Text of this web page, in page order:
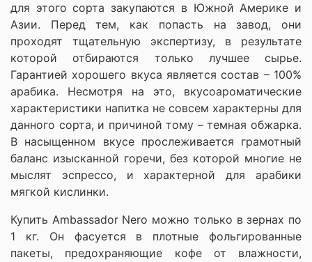
для этого сорта закупаются в Южной Америке и
Азии. Перед тем, как попасть на завод, они
проходят тщательную экспертизу, в результате
которой отбираются только лучшее сырье.
Гарантией хорошего вкуса является состав – 100%
арабика. Несмотря на это, вкусоароматические
характеристики напитка не совсем характерны для
данного сорта, и причиной тому – темная обжарка.
В насыщенном вкусе прослеживается грамотный
баланс изысканной горечи, без которой многие не
мыслят эспрессо, и характерной для арабики
мягкой кислинки.
Купить Ambassador Nero можно только в зернах по
1 кг. Он фасуется в плотные фольгированные
пакеты, предохраняющие кофе от влажности,